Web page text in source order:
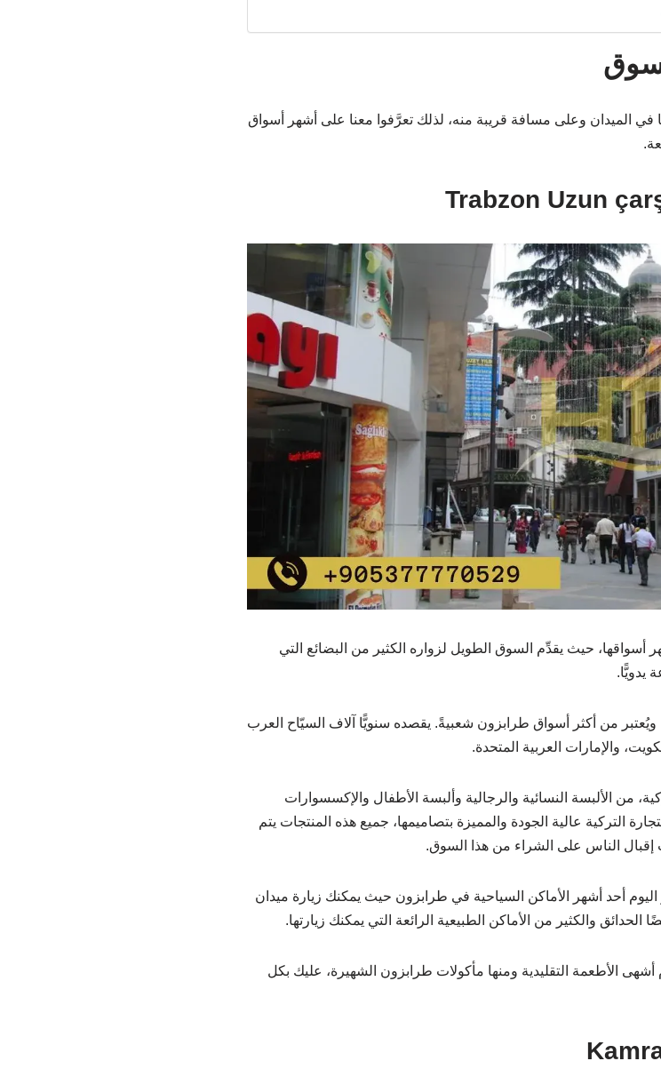
في الميدان وعلى مسافة قريبة منه، لذلك تعرَّفوا معنا على أشهر أسواق
حيث يقدِّم السوق الطويل لزواره الكثير من البضائع التي
يدويًّا.
من أكثر أسواق طرابزون شعبيةً. يقصده سنويًّا آلاف السيّاح العرب
والإمارات العربية المتحدة.
من الألبسة النسائية والرجالية وألبسة الأطفال والإكسسوارات
التركية عالية الجودة والمميزة بتصاميمها، جميع هذه المنتجات يتم
إقبال الناس على الشراء من هذا السوق.
أحد أشهر الأماكن السياحية في طرابزون حيث يمكنك زيارة ميدان
الحدائق والكثير من الأماكن الطبيعية الرائعة التي يمكنك زيارتها.
الأطعمة التقليدية ومنها مأكولات طرابزون الشهيرة، عليك بكل